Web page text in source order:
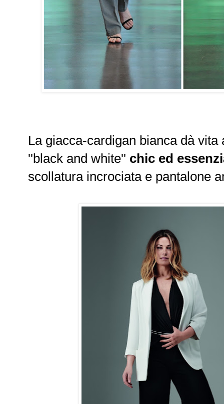
La giacca-cardigan bianca dà
''black and white'' chic ed
scollatura incrociata e pantalone